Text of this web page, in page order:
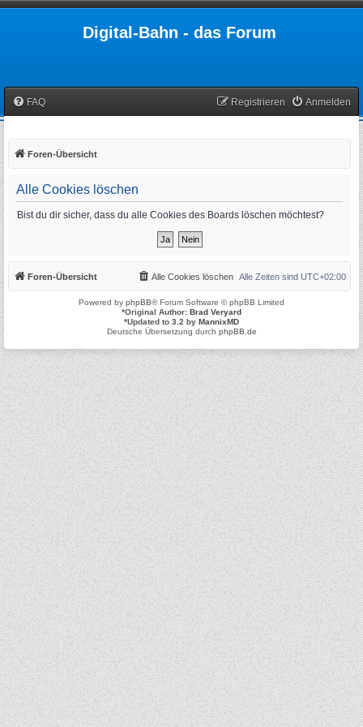
Digital-Bahn - das Forum
FAQ Anmelden
Registrieren
Foren-Übersicht
Alle Cookies löschen
Bist du dir sicher, dass du alle Cookies des Boards löschen möchtest?
Foren-Übersicht Alle Zeiten sind UTC+02:00
Alle Cookies löschen
Powered by phpBB® Forum Software © phpBB Limited
*Original Author: Brad Veryard
*Updated to 3.2 by MannixMD
Deutsche Übersetzung durch phpBB.de